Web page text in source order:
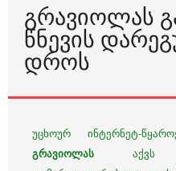
ᲒᲠᲐᲕᲘᲝᲚᲐᲡ
ᲬᲜᲔᲕᲘᲡ
ᲓᲠᲝᲡ
უცხოურ ინტერნეტ-
გრავიოლას აქვს